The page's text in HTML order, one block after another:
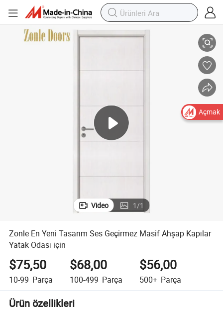
Zonle En Yeni Tasarım Ses Geçirmez Masif Ahşap Kapılar Yatak Odası
Video 1/1
Zonle En Yeni Tasarım Ses Geçirmez Masif Ahşap Kapılar
Yatak Odası için
$75,50
10-99 Parça
$68,00
100-499 Parça
$56,00
500+ Parça
Ürün özellikleri
Açmak